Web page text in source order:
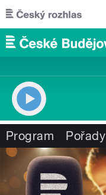
Přejít k hlavnímu obsahu
Program Pořady